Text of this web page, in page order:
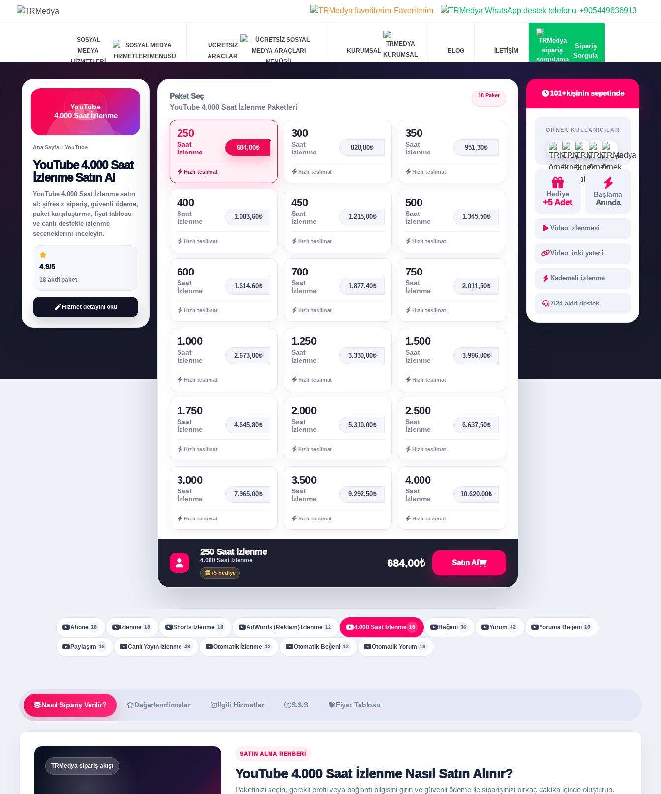
Favorilerim +905449636913
SOSYAL
MEDYA
HIZMETLERI
ÜCRETSIZ
ARAÇLAR
KURUMSAL BLOG İLETİŞİM
Sipariş
Sorgula
YouTube
4.000 Saat İzlenme
Ana Sayfa YouTube
YouTube 4.000 Saat
İzlenme Satın Al
YouTube 4.000 Saat İzlenme satın
al: şifresiz sipariş, güvenli ödeme,
paket karşılaştırma, fiyat tablosu
ve canlı destekle izlenme
seçeneklerini inceleyin.
4.9/5
18 aktif paket
Hizmet detayını oku
Paket Seç
YouTube 4.000 Saat İzlenme Paketleri
18 Paket
250
Saat
İzlenme
684,00₺
Hızlı teslimat
300
Saat
İzlenme
820,80₺
Hızlı teslimat
350
Saat
İzlenme
951,30₺
Hızlı teslimat
400
Saat
İzlenme
1.083,60₺
Hızlı teslimat
450
Saat
İzlenme
1.215,00₺
Hızlı teslimat
500
Saat
İzlenme
1.345,50₺
Hızlı teslimat
600
Saat
İzlenme
1.614,60₺
Hızlı teslimat
700
Saat
İzlenme
1.877,40₺
Hızlı teslimat
750
Saat
İzlenme
2.011,50₺
Hızlı teslimat
1.000
Saat
İzlenme
2.673,00₺
Hızlı teslimat
1.250
Saat
İzlenme
3.330,00₺
Hızlı teslimat
1.500
Saat
İzlenme
3.996,00₺
Hızlı teslimat
1.750
Saat
İzlenme
4.645,80₺
Hızlı teslimat
2.000
Saat
İzlenme
5.310,00₺
Hızlı teslimat
2.500
Saat
İzlenme
6.637,50₺
Hızlı teslimat
3.000
Saat
İzlenme
7.965,00₺
Hızlı teslimat
3.500
Saat
İzlenme
9.292,50₺
Hızlı teslimat
4.000
Saat
İzlenme
10.620,00₺
Hızlı teslimat
250 Saat İzlenme
4.000 Saat İzlenme
+5 hediye
684,00₺ Satın Al
101+kişinin sepetinde
ÖRNEK KULLANICILAR
Hediye
+5 Adet
Başlama
Anında
Video izlenmesi
Video linki yeterli
Kademeli izlenme
7/24 aktif destek
Abone 18 İzlenme 18 Shorts İzlenme 18 AdWords (Reklam) İzlenme 12 4.000 Saat İzlenme 18 Beğeni 36 Yorum 42 Yoruma Beğeni 18
Paylaşım 18 Canlı Yayın izlenme 48 Otomatik İzlenme 12 Otomatik Beğeni 12 Otomatik Yorum 18
Nasıl Sipariş Verilir? Değerlendirmeler İlgili Hizmetler S.S.S Fiyat Tablosu
TRMedya sipariş akışı
SATIN ALMA REHBERI
YouTube 4.000 Saat İzlenme Nasıl Satın Alınır?
Paketinizi seçin, gerekli profil veya bağlantı bilgisini girin ve güvenli ödeme ile siparişinizi birkaç dakika içinde oluşturun.